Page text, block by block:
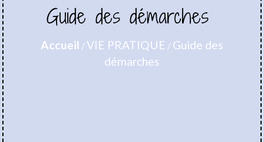
Guide des démarches
Accueil /VIE PRATIQUE / Guide des
démarches